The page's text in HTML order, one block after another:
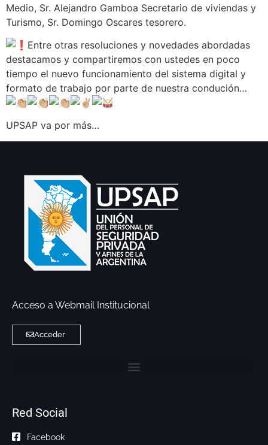
Medio, Sr. Alejandro Gamboa Secretario de viviendas y
Turismo, Sr. Domingo Oscares tesorero.
Entre otras resoluciones y novedades abordadas
destacamos y compartiremos con ustedes en poco
tiempo el nuevo funcionamiento del sistema digital y
formato de trabajo por parte de nuestra condución…
UPSAP va por más…
Acceso a Webmail Institucional
Acceder
Red Social
Facebook